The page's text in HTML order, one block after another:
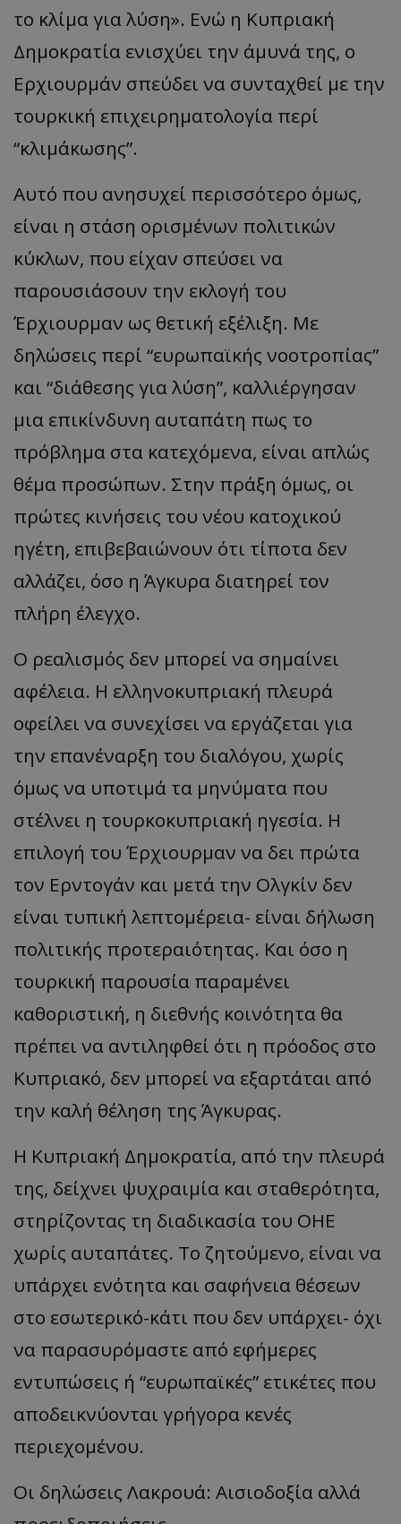
το κλίμα για λύση». Ενώ η Κυπριακή
Δημοκρατία ενισχύει την άμυνά της, ο
Ερχιουρμάν σπεύδει να συνταχθεί με την
τουρκική επιχειρηματολογία περί
“κλιμάκωσης”.
Αυτό που ανησυχεί περισσότερο όμως,
είναι η στάση ορισμένων πολιτικών
κύκλων, που είχαν σπεύσει να
παρουσιάσουν την εκλογή του
Έρχιουρμαν ως θετική εξέλιξη. Με
δηλώσεις περί “ευρωπαϊκής νοοτροπίας”
και “διάθεσης για λύση”, καλλιέργησαν
μια επικίνδυνη αυταπάτη πως το
πρόβλημα στα κατεχόμενα, είναι απλώς
θέμα προσώπων. Στην πράξη όμως, οι
πρώτες κινήσεις του νέου κατοχικού
ηγέτη, επιβεβαιώνουν ότι τίποτα δεν
αλλάζει, όσο η Άγκυρα διατηρεί τον
πλήρη έλεγχο.
Ο ρεαλισμός δεν μπορεί να σημαίνει
αφέλεια. Η ελληνοκυπριακή πλευρά
οφείλει να συνεχίσει να εργάζεται για
την επανέναρξη του διαλόγου, χωρίς
όμως να υποτιμά τα μηνύματα που
στέλνει η τουρκοκυπριακή ηγεσία. Η
επιλογή του Έρχιουρμαν να δει πρώτα
τον Ερντογάν και μετά την Ολγκίν δεν
είναι τυπική λεπτομέρεια- είναι δήλωση
πολιτικής προτεραιότητας. Και όσο η
τουρκική παρουσία παραμένει
καθοριστική, η διεθνής κοινότητα θα
πρέπει να αντιληφθεί ότι η πρόοδος στο
Κυπριακό, δεν μπορεί να εξαρτάται από
την καλή θέληση της Άγκυρας.
Η Κυπριακή Δημοκρατία, από την πλευρά
της, δείχνει ψυχραιμία και σταθερότητα,
στηρίζοντας τη διαδικασία του ΟΗΕ
χωρίς αυταπάτες. Το ζητούμενο, είναι να
υπάρχει ενότητα και σαφήνεια θέσεων
στο εσωτερικό-κάτι που δεν υπάρχει- όχι
να παρασυρόμαστε από εφήμερες
εντυπώσεις ή “ευρωπαϊκές” ετικέτες που
αποδεικνύονται γρήγορα κενές
περιεχομένου.
Οι δηλώσεις Λακρουά: Αισιοδοξία αλλά